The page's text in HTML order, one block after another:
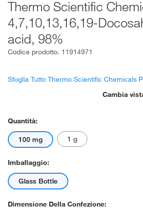
Thermo Scientific
4,7,10,13,16,19-
acid, 98%
Codice prodotto. 11914971
Sfoglia Tutto Thermo Scientific Chemicals
Cambia
Quantità:
100 mg 1 g
Imballaggio:
Glass Bottle
Dimensione Della Confezione: